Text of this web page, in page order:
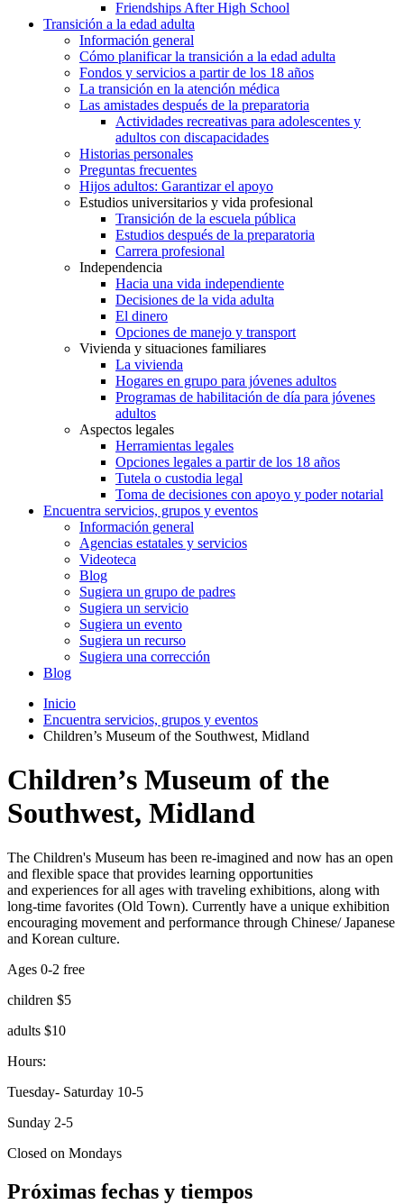
Friendships After High School
Transición a la edad adulta
Información general
Cómo planificar la transición a la edad adulta
Fondos y servicios a partir de los 18 años
La transición en la atención médica
Las amistades después de la preparatoria
Actividades recreativas para adolescentes y
adultos con discapacidades
Historias personales
Preguntas frecuentes
Hijos adultos: Garantizar el apoyo
Estudios universitarios y vida profesional
Transición de la escuela pública
Estudios después de la preparatoria
Carrera profesional
Independencia
Hacia una vida independiente
Decisiones de la vida adulta
El dinero
Opciones de manejo y transport
Vivienda y situaciones familiares
La vivienda
Hogares en grupo para jóvenes adultos
Programas de habilitación de día para jóvenes
adultos
Aspectos legales
Herramientas legales
Opciones legales a partir de los 18 años
Tutela o custodia legal
Toma de decisiones con apoyo y poder notarial
Encuentra servicios, grupos y eventos
Información general
Agencias estatales y servicios
Videoteca
Blog
Sugiera un grupo de padres
Sugiera un servicio
Sugiera un evento
Sugiera un recurso
Sugiera una corrección
Blog
Inicio
Encuentra servicios, grupos y eventos
Children’s Museum of the Southwest, Midland
Children’s Museum of the
Southwest, Midland
The Children's Museum has been re-imagined and now has an open
and flexible space that provides learning opportunities
and experiences for all ages with traveling exhibitions, along with
long-time favorites (Old Town). Currently have a unique exhibition
encouraging movement and performance through Chinese/ Japanese
and Korean culture.
Ages 0-2 free
children $5
adults $10
Hours:
Tuesday- Saturday 10-5
Sunday 2-5
Closed on Mondays
Próximas fechas y tiempos